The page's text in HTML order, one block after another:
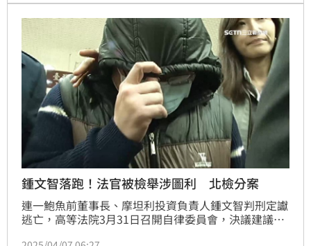
協助其逃亡，今（22日），北檢發動搜索，並拘提4人
到案說明。
鍾文智落跑！法官被檢舉涉圖利 北檢分案
連一鮑魚前董事長、摩坦利投資負責人鍾文智判刑定讞
逃亡，高等法院3月31日召開自律委員會，決議建議將